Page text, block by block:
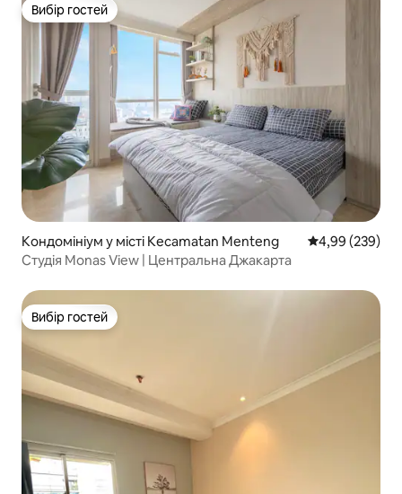
Вибір гостей
Вибір гостей
Кондомініум у місті Kecamatan Menteng Середня
4,99 (239)
Студія Monas View | Центральна Джакарта
Вибір гостей
Вибір гостей